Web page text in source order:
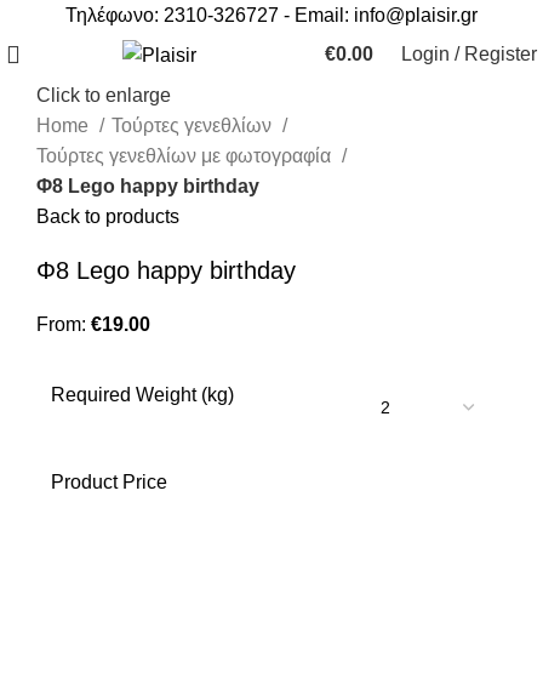
Τηλέφωνο: 2310-326727 - Email: info@plaisir.gr
€0.00 Login / Register
Click to enlarge
Home
Τούρτες γενεθλίων
Τούρτες γενεθλίων με φωτογραφία
Φ8 Lego happy birthday
Back to products
Φ8 Lego happy birthday
From: €19.00
Required Weight (kg)
Product Price